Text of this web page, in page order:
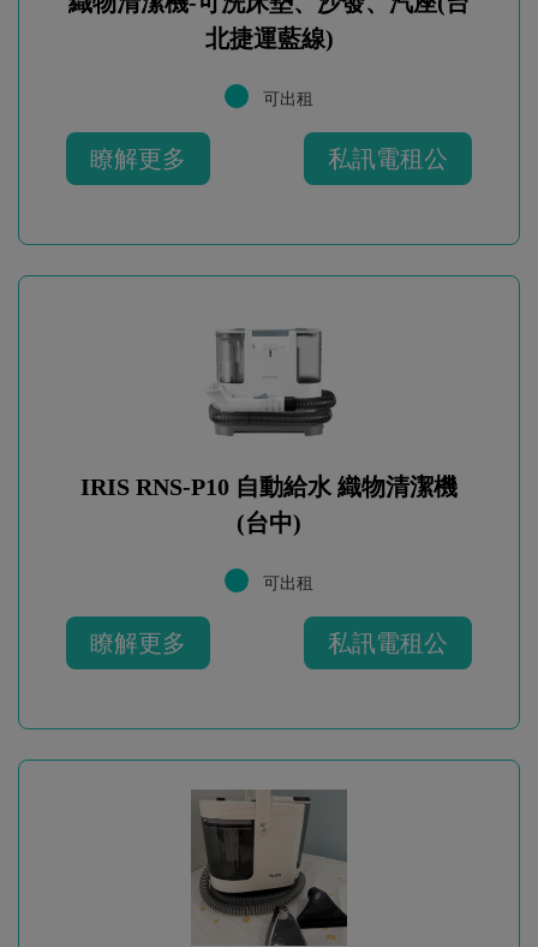
北捷運藍線)
可出租
瞭解更多 私訊電租公
IRIS RNS-P10 自動給水 織物清潔機
(台中)
可出租
瞭解更多 私訊電租公